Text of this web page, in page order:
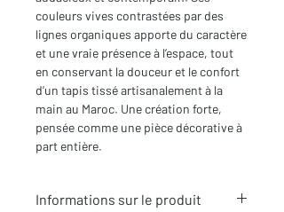
couleurs vives contrastées par des
lignes organiques apporte du caractère
et une vraie présence à l’espace, tout
en conservant la douceur et le confort
d’un tapis tissé artisanalement à la
main au Maroc. Une création forte,
pensée comme une pièce décorative à
part entière.
Informations sur le produit